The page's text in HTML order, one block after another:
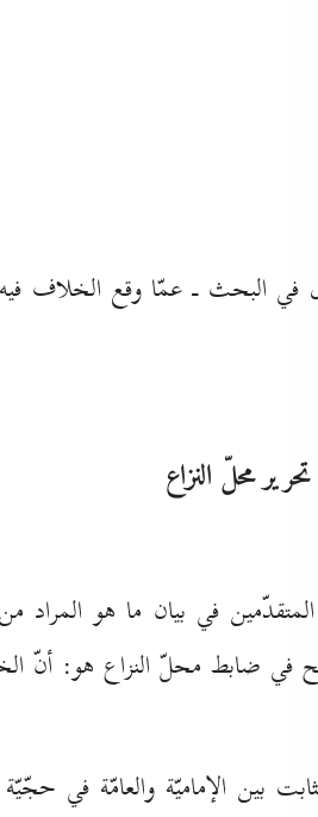
في البحث ـ عمّا وقع الخلاف فيه
محلّ النزاع
في بيان ما هو المراد
في ضابط محلّ النزاع هو: أنّ
بين الإماميّة والعامّة في